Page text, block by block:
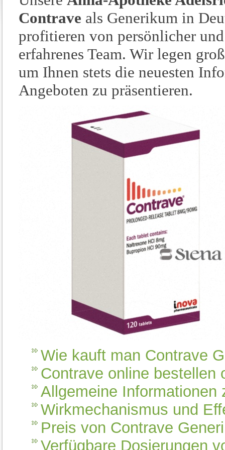
Contrave als Generikum in
profitieren von persönlicher
erfahrenes Team. Wir legen
um Ihnen stets die neuesten
Angeboten zu präsentieren.
Wie kauft man Contrave
Contrave online bestellen
Allgemeine Informationen
Wirkmechanismus und
Preis von Contrave
Verfügbare Dosierungen